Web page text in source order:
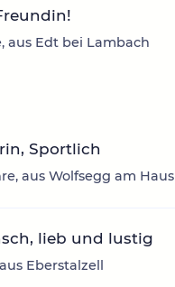
aus Edt bei Lambach
Sportlich
aus Wolfsegg am
lieb und lustig
Eberstalzell